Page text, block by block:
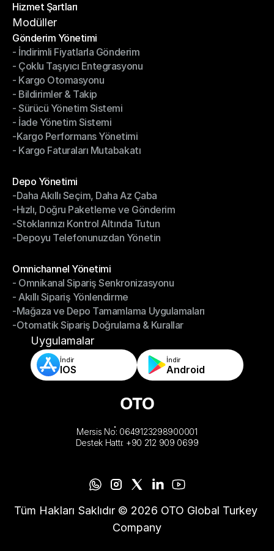
Gizlilik Politikası
Hizmet Şartları
Hizmet Şartları
Modüller
Gönderim Yönetimi
Gönderim Yönetimi
- İndirimli Fiyatlarla Gönderim
- İndirimli Fiyatlarla Gönderim
- Çoklu Taşıyıcı Entegrasyonu
- Çoklu Taşıyıcı Entegrasyonu
- Kargo Otomasyonu
- Kargo Otomasyonu
- Bildirimler & Takip
- Bildirimler & Takip
- Sürücü Yönetim Sistemi
- Sürücü Yönetim Sistemi
- İade Yönetim Sistemi
- İade Yönetim Sistemi
-Kargo Performans Yönetimi
-Kargo Performans Yönetimi
- Kargo Faturaları Mutabakatı
Depo Yönetimi
Depo Yönetimi
-Daha Akıllı Seçim, Daha Az Çaba
-Daha Akıllı Seçim, Daha Az Çaba
-Hızlı, Doğru Paketleme ve Gönderim
-Hızlı, Doğru Paketleme ve Gönderim
-Stoklarınızı Kontrol Altında Tutun
-Stoklarınızı Kontrol Altında Tutun
-Depoyu Telefonunuzdan Yönetin
Omnichannel Yönetimi
Omnichannel Yönetimi
- Omnikanal Sipariş Senkronizasyonu
- Omnikanal Sipariş Senkronizasyonu
- Akıllı Sipariş Yönlendirme
- Akıllı Sipariş Yönlendirme
-Mağaza ve Depo Tamamlama Uygulamaları
-Mağaza ve Depo Tamamlama Uygulamaları
-Otomatik Sipariş Doğrulama & Kurallar
-Otomatik Sipariş Doğrulama & Kurallar
Uygulamalar
İndir
IOS
İndir
Android
Mersis No: 0649123298900001
Destek Hattı: +90 212 909 0699
Tüm Hakları Saklıdır © 2026 OTO Global Turkey
Company